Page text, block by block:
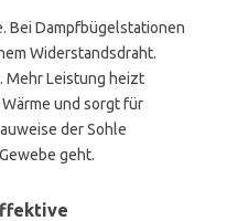
Bei Dampfbügelstationen
Widerstandsdraht.
Mehr Leistung heizt
und sorgt für
der Sohle
geht.